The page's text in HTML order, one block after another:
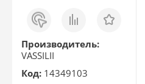
Заказ
в 1
клик
Сравнить Отложить
Производитель:
VASSILII
Код: 14349103